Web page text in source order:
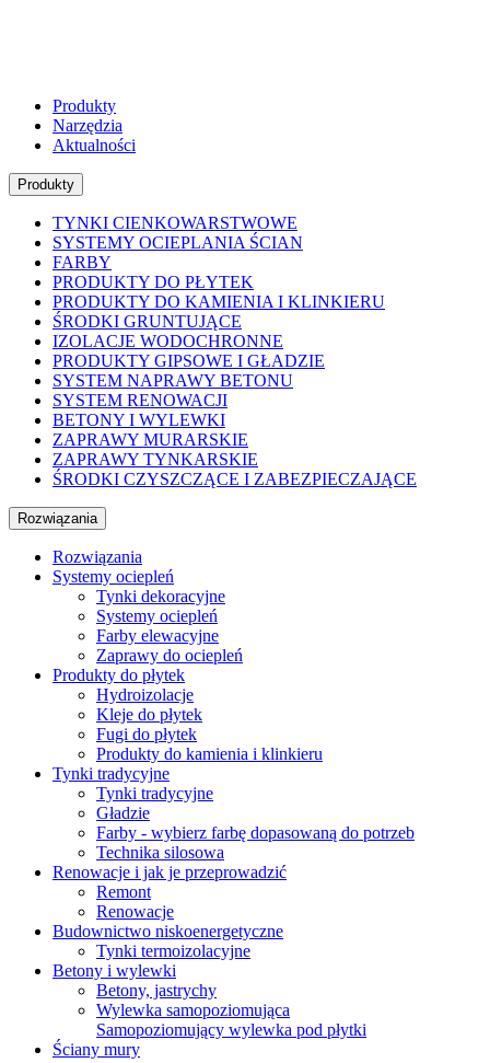
Produkty
Narzędzia
Aktualności
Produkty
TYNKI CIENKOWARSTWOWE
SYSTEMY OCIEPLANIA ŚCIAN
FARBY
PRODUKTY DO PŁYTEK
PRODUKTY DO KAMIENIA I KLINKIERU
ŚRODKI GRUNTUJĄCE
IZOLACJE WODOCHRONNE
PRODUKTY GIPSOWE I GŁADZIE
SYSTEM NAPRAWY BETONU
SYSTEM RENOWACJI
BETONY I WYLEWKI
ZAPRAWY MURARSKIE
ZAPRAWY TYNKARSKIE
ŚRODKI CZYSZCZĄCE I ZABEZPIECZAJĄCE
Rozwiązania
Rozwiązania
Systemy ociepleń
Tynki dekoracyjne
Systemy ociepleń
Farby elewacyjne
Zaprawy do ociepleń
Produkty do płytek
Hydroizolacje
Kleje do płytek
Fugi do płytek
Produkty do kamienia i klinkieru
Tynki tradycyjne
Tynki tradycyjne
Gładzie
Farby - wybierz farbę dopasowaną do potrzeb
Technika silosowa
Renowacje i jak je przeprowadzić
Remont
Renowacje
Budownictwo niskoenergetyczne
Tynki termoizolacyjne
Betony i wylewki
Betony, jastrychy
Wylewka samopoziomująca
Samopoziomujący wylewka pod płytki
Ściany mury